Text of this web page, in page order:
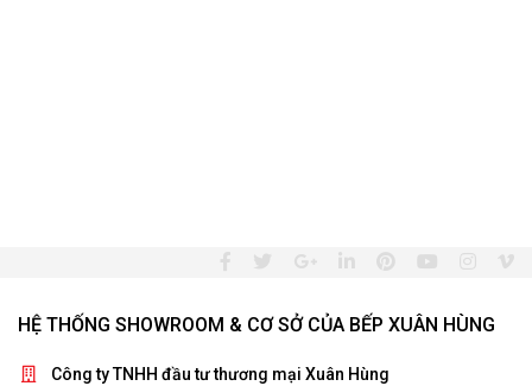
HỆ THỐNG SHOWROOM & CƠ SỞ CỦA BẾP XUÂN HÙNG
Công ty TNHH đầu tư thương mại Xuân Hùng